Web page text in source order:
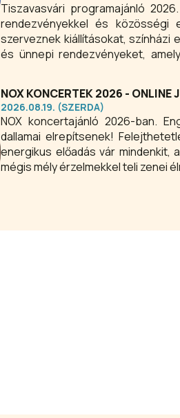
Tiszavasvári programajánló
rendezvényekkel és közösségi
szerveznek kiállításokat,
és ünnepi rendezvényeket,
évben színvonalas események
NOX KONCERTEK 2026 - ONLINE
2026.08.19. (SZERDA)
NOX koncertajánló 2026-ban.
dallamai elrepítsenek!
energikus előadás vár mindenkit,
mégis mély érzelmekkel teli zenei